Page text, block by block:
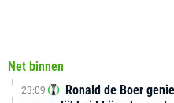
Net binnen
23:09
Ronald de Boer